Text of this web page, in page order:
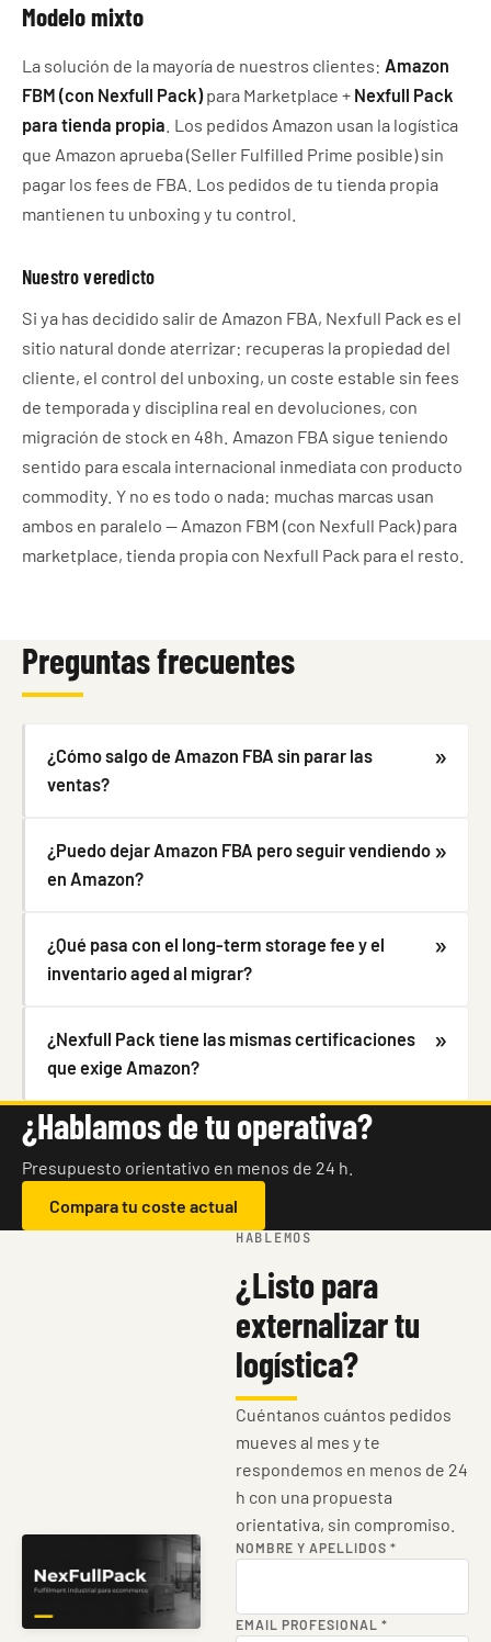
Modelo mixto
La solución de la mayoría de nuestros clientes: Amazon
FBM (con Nexfull Pack)para Marketplace + Nexfull Pack
para tienda propia . Los pedidos Amazon usan la logística
que Amazon aprueba (Seller Fulfilled Prime posible) sin
pagar los fees de FBA. Los pedidos de tu tienda propia
mantienen tu unboxing y tu control.
Nuestro veredicto
Si ya has decidido salir de Amazon FBA, Nexfull Pack es el
sitio natural donde aterrizar: recuperas la propiedad del
cliente, el control del unboxing, un coste estable sin fees
de temporada y disciplina real en devoluciones, con
migración de stock en 48h. Amazon FBA sigue teniendo
sentido para escala internacional inmediata con producto
commodity. Y no es todo o nada: muchas marcas usan
ambos en paralelo — Amazon FBM (con Nexfull Pack) para
marketplace, tienda propia con Nexfull Pack para el resto.
Preguntas frecuentes
¿Cómo salgo de Amazon FBA sin parar las
ventas?
¿Puedo dejar Amazon FBA pero seguir vendiendo
en Amazon?
¿Qué pasa con el long-term storage fee y el
inventario aged al migrar?
¿Nexfull Pack tiene las mismas certificaciones
que exige Amazon?
¿Hablamos de tu operativa?
Presupuesto orientativo en menos de 24 h.
Compara tu coste actual
HABLEMOS
¿Listo para
externalizar tu
logística?
Cuéntanos cuántos pedidos
mueves al mes y te
respondemos en menos de 24
h con una propuesta
orientativa, sin compromiso.
NOMBRE Y APELLIDOS *
EMAIL PROFESIONAL *